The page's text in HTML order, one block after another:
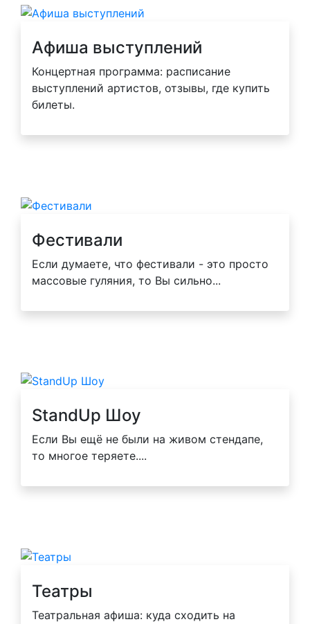
Афиша выступлений
Концертная программа: расписание
выступлений артистов, отзывы, где купить
билеты.
Фестивали
Если думаете, что фестивали - это просто
массовые гуляния, то Вы сильно...
StandUp Шоу
Если Вы ещё не были на живом стендапе,
то многое теряете....
Театры
Театральная афиша: куда сходить на